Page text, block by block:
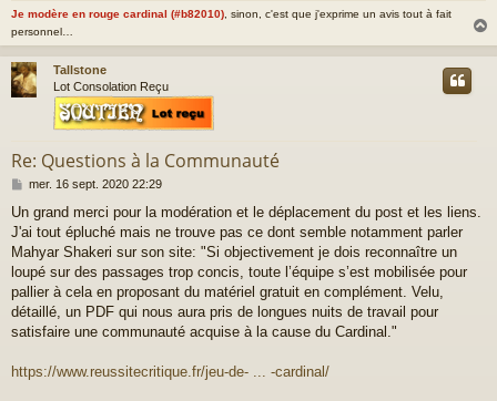
Je modère en rouge cardinal (#b82010) , sinon, c'est que j'exprime un avis tout à fait
personnel…
a
Tallstone
Lot Consolation Reçu
Re: Questions à la Communauté
M
s
s
a
e
mer. 16 sept. 2020 22:29
Un grand merci pour la modération et le déplacement du post et les liens.
J'ai tout épluché mais ne trouve pas ce dont semble notamment parler
Mahyar Shakeri sur son site: "Si objectivement je dois reconnaître un
loupé sur des passages trop concis, toute l’équipe s’est mobilisée pour
pallier à cela en proposant du matériel gratuit en complément. Velu,
détaillé, un PDF qui nous aura pris de longues nuits de travail pour
satisfaire une communauté acquise à la cause du Cardinal."
https://www.reussitecritique.fr/jeu-de- ... -cardinal/